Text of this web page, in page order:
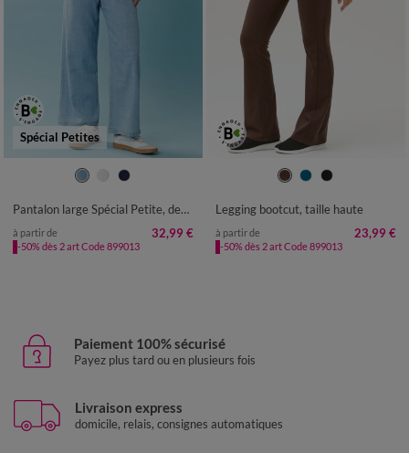
Spécial Petites
38 42
Pantalon large Spécial Petite, denim léger
à partir de 32,99 €
-50% dès 2 art Code 899013
38/40 42/44
Legging bootcut, taille haute
à partir de 23,99 €
-50% dès 2 art Code 899013
Paiement 100% sécurisé
Payez plus tard ou en plusieurs fois
Livraison express
domicile, relais, consignes automatiques